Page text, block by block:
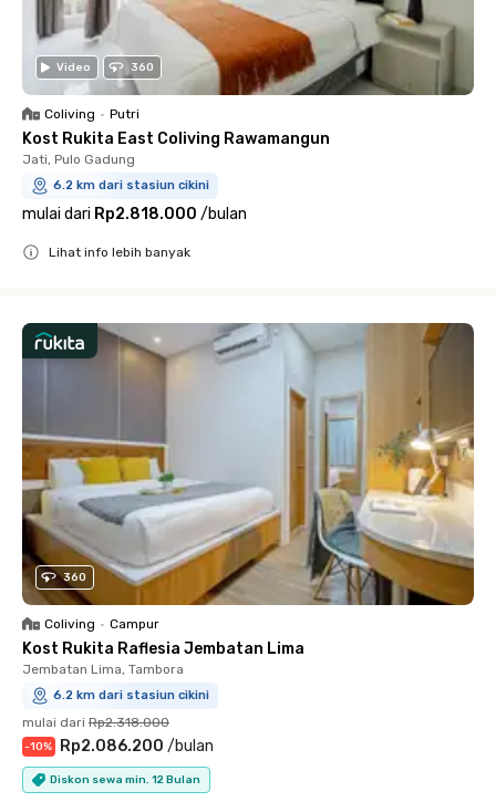
Video 360
Coliving • Putri
Kost Rukita East Coliving Rawamangun
Jati, Pulo Gadung
6.2 km dari stasiun cikini
mulai dari Rp2.818.000 /bulan
Lihat info lebih banyak
360
Coliving • Campur
Kost Rukita Raflesia Jembatan Lima
Jembatan Lima, Tambora
6.2 km dari stasiun cikini
mulai dari Rp2.318.000
-10% Rp2.086.200 /bulan
Diskon sewa min. 12 Bulan